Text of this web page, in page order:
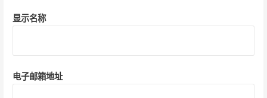
显示名称
电子邮箱地址